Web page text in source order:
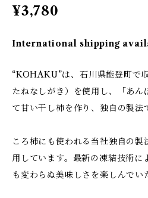
¥3,780
International shipping
“KOHAKU”は、石川県能登町で
たねなしがき）を使用し、「あん
て甘い干し柿を作り、独自の製法
ころ柿にも使われる当社独自の
用しています。最新の凍結技術に
も変わらぬ美味しさを楽しんでい